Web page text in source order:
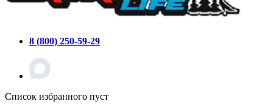
8 (800) 250-59-29
Список избранного пуст